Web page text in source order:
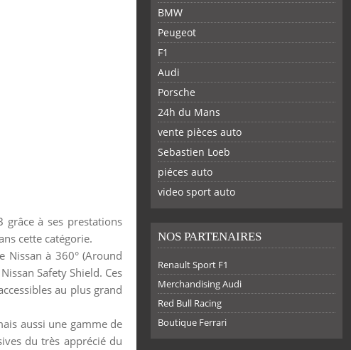
grâce à ses prestations
cette catégorie.
Nissan à 360° (Around
Safety Shield. Ces
au plus grand
aussi une gamme de
du très apprécié du
FACEBOOKTWITTER
BMW
Peugeot
F1
Audi
Porsche
24h du Mans
vente pièces auto
Sebastien Loeb
piéces auto
video sport auto
NOS PARTENAIRES
Renault Sport F1
Merchandising Audi
Red Bull Racing
Boutique Ferrari